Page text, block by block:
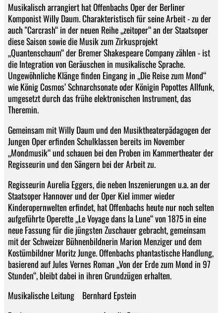
Musikalisch arrangiert hat Offenbachs Oper der Berliner
Komponist Willy Daum. Charakteristisch für seine Arbeit - zu der
auch "Carcrash“ in der neuen Reihe „zeitoper“ an der Staatsoper
diese Saison sowie die Musik zum Zirkusprojekt
„Quantenschaum“ der Bremer Shakespeare Company zählen - ist
die Integration von Geräuschen in musikalische Sprache.
Ungewöhnliche Klänge finden Eingang in „Die Reise zum Mond“
wie König Cosmos’ Schnarchsonate oder Königin Popottes Allfunk,
umgesetzt durch das frühe elektronischen Instrument, das
Theremin.
Gemeinsam mit Willy Daum und den Musiktheaterpädagogen der
Jungen Oper erfinden Schulklassen bereits im November
„Mondmusik“ und schauen bei den Proben im Kammertheater der
Regisseurin und den Sängern bei der Arbeit zu.
Regisseurin Aurelia Eggers, die neben Inszenierungen u.a. an der
Staatsoper Hannover und der Oper Kiel immer wieder
Kinderopernwelten erfindet, hat Offenbachs heute nur noch selten
aufgeführte Operette „Le Voyage dans la Lune“ von 1875 in eine
neue Fassung für die jüngsten Zuschauer gebracht, gemeinsam
mit der Schweizer Bühnenbildnerin Marion Menziger und dem
Kostümbildner Moritz Junge. Offenbachs phantastische Handlung,
basierend auf Jules Vernes Roman „Von der Erde zum Mond in 97
Stunden“, bleibt dabei in ihren Grundzügen erhalten.
Musikalische Leitung Bernhard Epstein